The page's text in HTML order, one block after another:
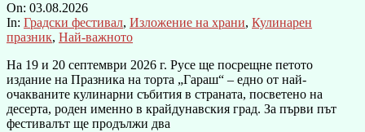
On: 03.08.2026
In: Градски фестивал, Изложение на храни, Кулинарен
празник, Най-важното
На 19 и 20 септември 2026 г. Русе ще посрещне петото
издание на Празника на торта „Гараш“ – едно от най-
очакваните кулинарни събития в страната, посветено на
десерта, роден именно в крайдунавския град. За първи път
фестивалът ще продължи два